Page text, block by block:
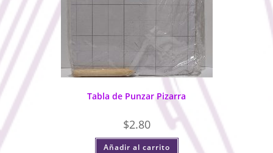
Tabla de Punzar Pizarra
$2.80
Añadir al carrito